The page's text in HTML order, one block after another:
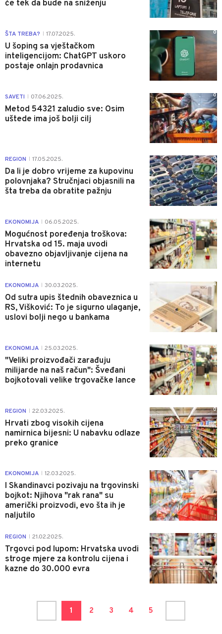
će tek da bude na sniženju
ŠTA TREBA? 17.07.2025.
U šoping sa vještačkom
inteligencijom: ChatGPT uskoro
postaje onlajn prodavnica
0
SAVETI 07.06.2025.
Metod 54321 zaludio sve: Osim
uštede ima još bolji cilj
0
REGION 17.05.2025.
Da li je dobro vrijeme za kupovinu
polovnjaka? Stručnjaci objasnili na
šta treba da obratite pažnju
0
EKONOMIJA 06.05.2025.
Mogućnost poređenja troškova:
Hrvatska od 15. maja uvodi
obavezno objavljivanje cijena na
internetu
0
EKONOMIJA 30.03.2025.
Od sutra upis štednih obaveznica u
RS, Višković: To je sigurno ulaganje,
uslovi bolji nego u bankama
4
EKONOMIJA 25.03.2025.
"Veliki proizvođači zarađuju
milijarde na naš račun": Šveđani
bojkotovali velike trgovačke lance
0
REGION 22.03.2025.
Hrvati zbog visokih cijena
namirnica bijesni: U nabavku odlaze
preko granice
0
EKONOMIJA 12.03.2025.
I Skandinavci pozivaju na trgovinski
bojkot: Njihova "rak rana" su
američki proizvodi, evo šta ih je
naljutilo
1
REGION 21.02.2025.
Trgovci pod lupom: Hrvatska uvodi
stroge mjere za kontrolu cijena i
kazne do 30.000 evra
0
1 2 3 4 5